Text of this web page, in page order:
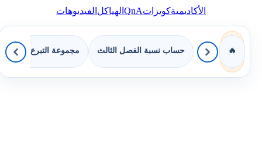
الأكاديميةكويزاتQnAالهياكلالفيديوهات
🔥 حساب نسبة الفصل الثالث مجموعة التبرع بالكتب